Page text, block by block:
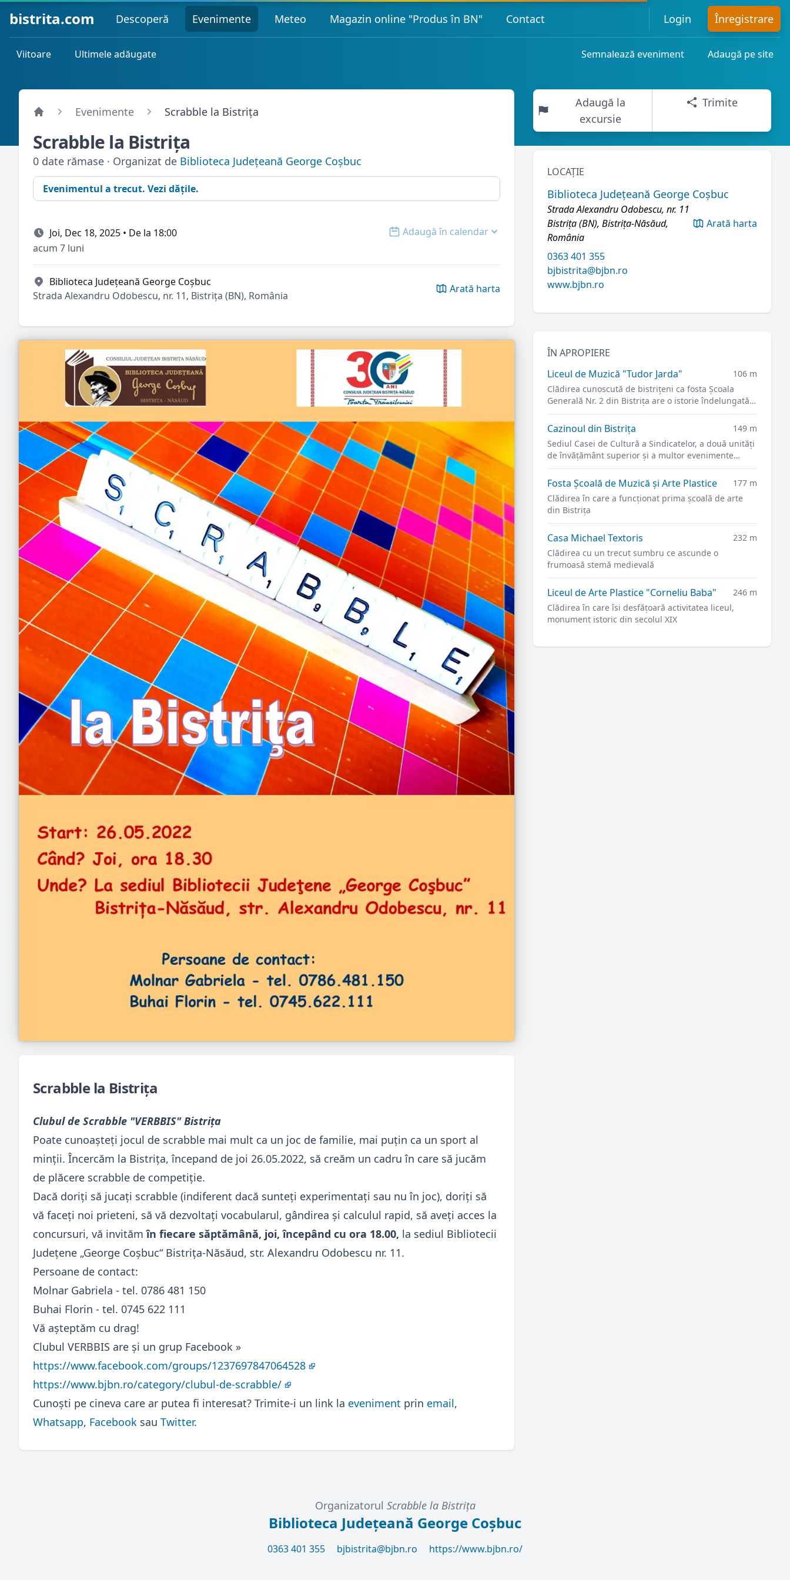
bistrita.com Descoperă Evenimente Meteo Magazin online "Produs în BN" Contact Login Înregistrare
Viitoare Ultimele adăugate Semnalează eveniment Adaugă pe site
Evenimente Scrabble la Bistriţa
Scrabble la Bistriţa
0 date rămase · Organizat de Biblioteca Județeană George Coșbuc
Evenimentul a trecut. Vezi dățile.
Joi, Dec 18, 2025 • De la 18:00 Open options
Adaugă în calendar
acum 7 luni
Biblioteca Județeană George Coșbuc
Strada Alexandru Odobescu, nr. 11, Bistrița (BN), România
Arată harta
Scrabble la Bistriţa
Clubul de Scrabble "VERBBIS" Bistriţa
Poate cunoașteți jocul de scrabble mai mult ca un joc de familie, mai puțin ca un sport al
minții. Încercăm la Bistrița, începand de joi 26.05.2022, să creăm un cadru în care să jucăm
de plăcere scrabble de competiție.
Dacă doriţi să jucaţi scrabble (indiferent dacă sunteţi experimentaţi sau nu în joc), doriţi să
vă faceţi noi prieteni, să vă dezvoltaţi vocabularul, gândirea şi calculul rapid, să aveţi acces la
concursuri, vă invităm în fiecare săptămână, joi, începând cu ora 18.00, la sediul Bibliotecii
Judeţene „George Coşbuc“ Bistriţa-Năsăud, str. Alexandru Odobescu nr. 11.
Persoane de contact:
Molnar Gabriela - tel. 0786 481 150
Buhai Florin - tel. 0745 622 111
Vă aşteptăm cu drag!
Clubul VERBBIS are și un grup Facebook »
https://www.facebook.com/groups/1237697847064528
https://www.bjbn.ro/category/clubul-de-scrabble/
Cunoști pe cineva care ar putea fi interesat? Trimite-i un link la eveniment prin email,
Whatsapp, Facebook sau Twitter.
Adaugă la
excursie
Trimite
LOCAȚIE
Biblioteca Județeană George Coșbuc
Strada Alexandru Odobescu, nr. 11
Bistrița (BN), Bistrița-Năsăud,
România
Arată harta
0363 401 355
bjbistrita@bjbn.ro
www.bjbn.ro
ÎN APROPIERE
Liceul de Muzică "Tudor Jarda"
106 m
Clădirea cunoscută de bistrițeni ca fosta Şcoala
Generală Nr. 2 din Bistrița are o istorie îndelungată
dar strâns legată de învățământul orașului.
Cazinoul din Bistrița
149 m
Sediul Casei de Cultură a Sindicatelor, a două unități
de învățământ superior și a multor evenimente
culturale.
Fosta Școală de Muzică şi Arte Plastice
177 m
Clădirea în care a funcționat prima școală de arte
din Bistrița
Casa Michael Textoris
232 m
Clădirea cu un trecut sumbru ce ascunde o
frumoasă stemă medievală
Liceul de Arte Plastice "Corneliu Baba"
246 m
Clădirea în care îsi desfățoară activitatea liceul,
monument istoric din secolul XIX
Organizatorul Scrabble la Bistriţa
Biblioteca Județeană George Coșbuc
0363 401 355 bjbistrita@bjbn.ro https://www.bjbn.ro/